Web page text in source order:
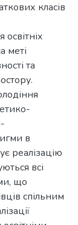
класів
меті
та
в
реалізацію
всі
що
спільним